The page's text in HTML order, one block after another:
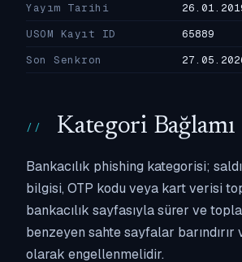
Yayım Tarihi
USOM Kayıt ID
65889
Son Senkron
Kategori Bağlamı
Bankacılık phishing kategorisi;
bilgisi, OTP kodu veya kart verisi
bankacılık sayfasıyla sürer ve
benzeyen sahte sayfalar
olarak engellenmelidir.